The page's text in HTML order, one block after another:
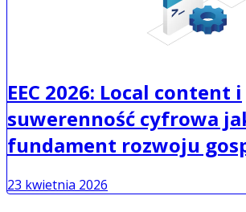
EEC 2026: Local content i
suwerenność cyfrowa
fundament rozwoju
23 kwietnia 2026